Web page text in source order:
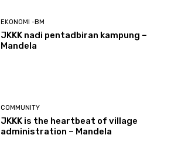
EKONOMI -BM
JKKK nadi pentadbiran kampung –
Mandela
COMMUNITY
JKKK is the heartbeat of village
administration – Mandela